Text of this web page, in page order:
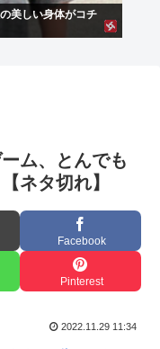
美しい身体がコチ
ム、とんでも
ネタ切れ】
Facebook
Pinterest
2022.11.29 11:34